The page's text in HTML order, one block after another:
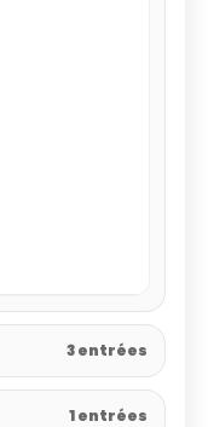
3 entrées
1 entrées